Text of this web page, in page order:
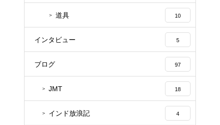
道具 10
インタビュー 5
ブログ 97
JMT 18
インド放浪記 4